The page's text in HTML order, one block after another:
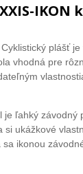
IKON
plášť
vhodná pre
je ľahký závodný
si ukážkové
ikonou